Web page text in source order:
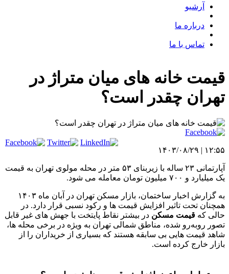
آرشیو
درباره ما
تماس با ما
قیمت خانه های میان متراژ در
تهران چقدر است؟
۱۲:۵۵ | ۱۴۰۳/۰۸/۲۹
آپارتمانی ۲۳ ساله با زیربنای ۵۳ متر در محله مولوی تهران به قیمت
یک میلیارد و ۷۰۰ میلیون تومان معامله می شود.
به گزارش اخبار ساختمان، بازار مسکن تهران در آبان ماه ۱۴۰۳
همچنان تحت تاثیر افزایش قیمت ها و رکود نسبی قرار دارد. در
حالی که قیمت مسکن در بیشتر نقاط پایتخت با جهش های غیر قابل
تصور روبه‌رو شده، مناطق شمالی تهران به ویژه در برخی محله ها،
شاهد قیمت هایی بی سابقه هستند که بسیاری از خریداران را از
بازار خارج کرده است.